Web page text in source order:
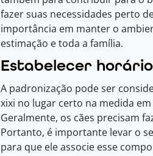
fazer suas necessidades perto
importância em manter o
estimação e toda a família.
Estabelecer
A padronização pode ser
xixi no lugar certo na medida
Geralmente, os cães precisam
Portanto, é importante levar o
para que ele associe esse